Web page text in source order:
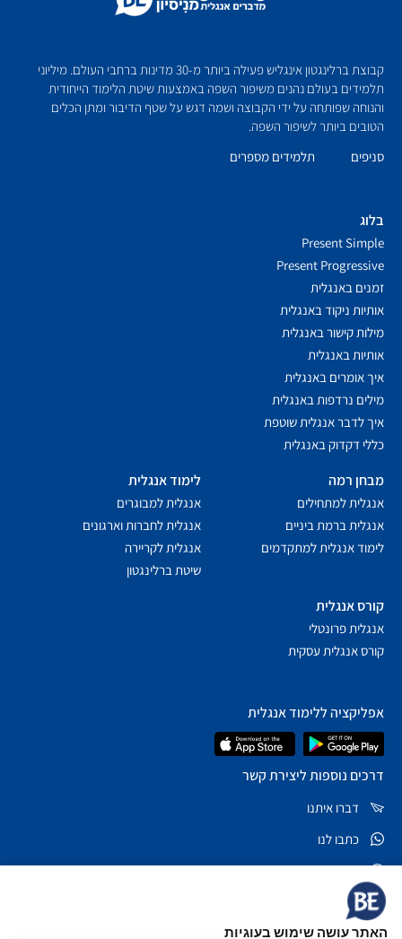
האתר עושה שימוש בעוגיות
קבוצת ברלינגטון אינגליש פעילה ביותר מ-30 מדינות ברחבי העולם. מיליוני
תלמידים בעולם נהנים משיפור השפה באמצעות שיטת הלימוד הייחודית
והנוחה שפותחה על ידי הקבוצה ושמה דגש על שטף הדיבור ומתן הכלים
הטובים ביותר לשיפור השפה.
סניפים
תלמידים מספרים
קורס אנגלית
אנגלית פרונטלי
קורס אנגלית עסקית
לימוד אנגלית
אנגלית למבוגרים
אנגלית לחברות וארגונים
אנגלית לקריירה
שיטת ברלינגטון
מבחן רמה
אנגלית למתחילים
אנגלית ברמת ביניים
לימוד אנגלית למתקדמים
בלוג
Present Simple
Present Progressive
זמנים באנגלית
אותיות ניקוד באנגלית
מילות קישור באנגלית
אותיות באנגלית
איך אומרים באנגלית
מילים נרדפות באנגלית
איך לדבר אנגלית שוטפת
כללי דקדוק באנגלית
דרכים נוספות ליצירת קשר
דברו איתנו
כתבו לנו
שאלות נפוצות
*5878
אפליקציה ללימוד אנגלית